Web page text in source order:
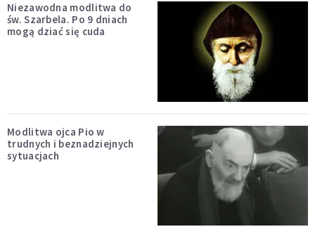
Niezawodna modlitwa do
św. Szarbela. Po 9 dniach
mogą dziać się cuda
Modlitwa ojca Pio w
trudnych i beznadziejnych
sytuacjach